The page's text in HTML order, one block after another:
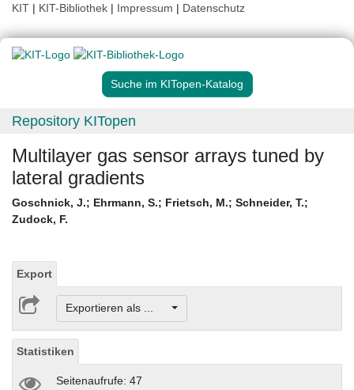
KIT | KIT-Bibliothek | Impressum | Datenschutz
Suche im KITopen-Katalog
Repository KITopen
Multilayer gas sensor arrays tuned by
lateral gradients
Goschnick, J.; Ehrmann, S.; Frietsch, M.; Schneider, T.;
Zudock, F.
Export
Exportieren als ...
Statistiken
Seitenaufrufe: 47